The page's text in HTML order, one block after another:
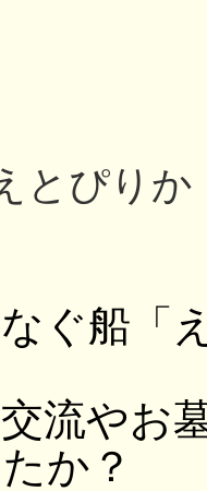
とぴりか
ぐ船「
流やお
か？